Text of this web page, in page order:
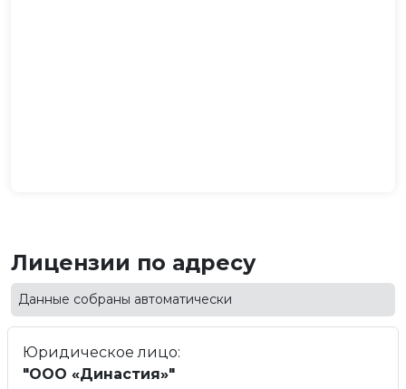
Лицензии по адресу
Данные собраны автоматически
Юридическое лицо:
"ООО «Династия»"